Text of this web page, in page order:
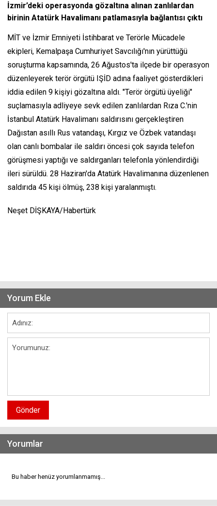
İzmir’deki operasyonda gözaltına alınan zanlılardan
birinin Atatürk Havalimanı patlamasıyla bağlantısı çıktı
MİT ve İzmir Emniyeti İstihbarat ve Terörle Mücadele
ekipleri, Kemalpaşa Cumhuriyet Savcılığı'nın yürüttüğü
soruşturma kapsamında, 26 Ağustos'ta ilçede bir operasyon
düzenleyerek terör örgütü IŞİD adına faaliyet gösterdikleri
iddia edilen 9 kişiyi gözaltına aldı. "Terör örgütü üyeliği"
suçlamasıyla adliyeye sevk edilen zanlılardan Rıza C.'nin
İstanbul Atatürk Havalimanı saldırısını gerçekleştiren
Dağıstan asıllı Rus vatandaşı, Kırgız ve Özbek vatandaşı
olan canlı bombalar ile saldırı öncesi çok sayıda telefon
görüşmesi yaptığı ve saldırganları telefonla yönlendirdiği
ileri sürüldü. 28 Haziran'da Atatürk Havalimanına düzenlenen
saldırıda 45 kişi ölmüş, 238 kişi yaralanmıştı.
Neşet DİŞKAYA/Habertürk
Yorum Ekle
Gönder
Yorumlar
Bu haber henüz yorumlanmamış...